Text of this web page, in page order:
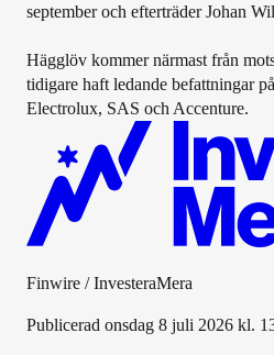
september och efterträder Johan
Hägglöv kommer närmast från
tidigare haft ledande befattningar
Electrolux, SAS och Accenture.
Finwire / InvesteraMera
Publicerad onsdag 8 juli 2026 kl.